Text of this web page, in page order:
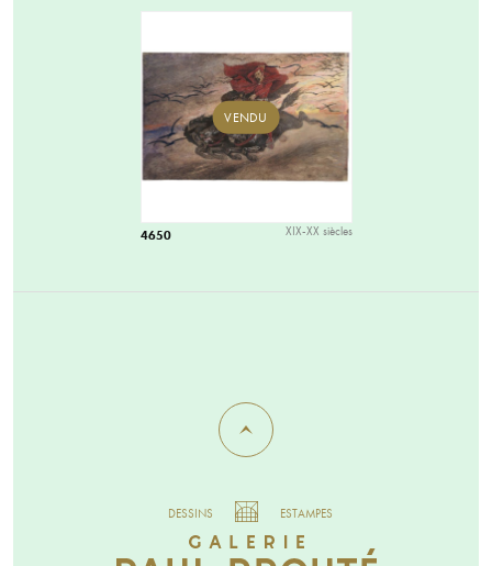
VENDU
4650 XIX-XX siècles
DESSINS ESTAMPES